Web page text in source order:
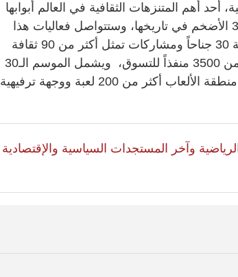
أحد أهم المتنزهات الثقافية في العالم أبوابها
لأوائل الزوار معلنة انطلاق موسمها الـ 30 الأضخم في تاريخها، وستتواصل فعاليات هذا
الموسم حتى 10 مايو 2026، مع استضافة 30 جناحاً ومشاركات تمثل أكثر من 90 ثقافة
من مختلف أنحاء العالم، إلى جانب أكثر من 3500 منفذاً للتسوق، ويشمل الموسم الـ30
ما يزيد على 40,500 عرضاً، فيما ستضم منطقة الألعاب أكثر من 200 لعبة ووجهة ترفيهية
وآخر المستجدات السياسية والإقتصادية